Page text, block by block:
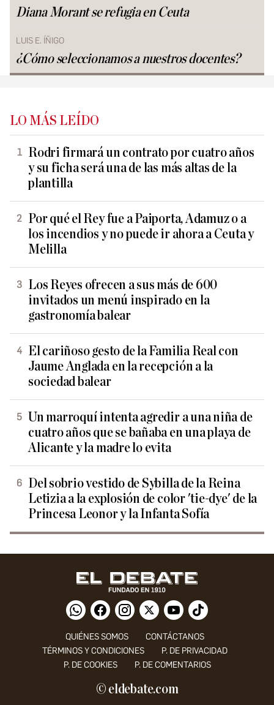
Diana Morant se refugia en Ceuta
LUIS E. ÍÑIGO
¿Cómo seleccionamos a nuestros docentes?
LO MÁS LEÍDO
Rodri firmará un contrato por cuatro años
y su ficha será una de las más altas de la
plantilla
Por qué el Rey fue a Paiporta, Adamuz o a
los incendios y no puede ir ahora a Ceuta y
Melilla
Los Reyes ofrecen a sus más de 600
invitados un menú inspirado en la
gastronomía balear
El cariñoso gesto de la Familia Real con
Jaume Anglada en la recepción a la
sociedad balear
Un marroquí intenta agredir a una niña de
cuatro años que se bañaba en una playa de
Alicante y la madre lo evita
Del sobrio vestido de Sybilla de la Reina
Letizia a la explosión de color 'tie-dye' de la
Princesa Leonor y la Infanta Sofía
QUIÉNES SOMOS
CONTÁCTANOS
TÉRMINOS Y CONDICIONES
P. DE PRIVACIDAD
P. DE COOKIES
P. DE COMENTARIOS
© eldebate.com